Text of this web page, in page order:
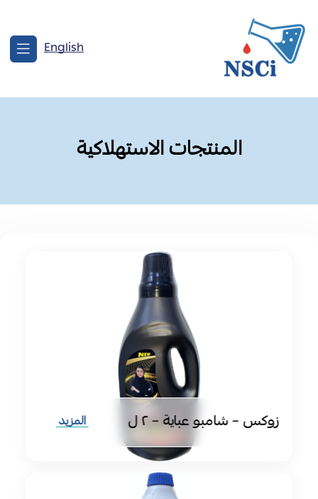
English
المنتجات الاستهلاكية
زوكس – شامبو عباية – ٢ ل المزيد